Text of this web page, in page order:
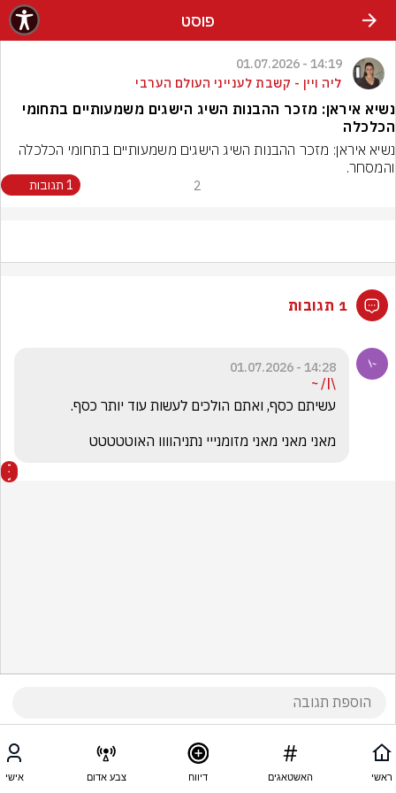
פוסט
14:19 - 01.07.2026
ליה ויין - קשבת לענייני העולם הערבי
נשיא איראן: מזכר ההבנות השיג הישגים משמעותיים בתחומי
הכלכלה
והמסחר.
2 1 תגובות
1 תגובות
14:28 - 01.07.2026
\|/ ~
מאני מאני מאני מזומנייי נתניהוווו האוטטטטט
ראשי האשטאגים דיווח צבע אדום אישי